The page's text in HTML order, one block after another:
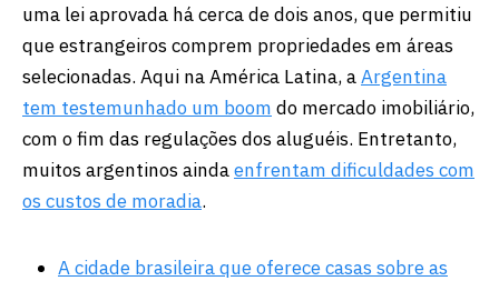
uma lei aprovada há cerca de dois anos, que permitiu
que estrangeiros comprem propriedades em áreas
selecionadas. Aqui na América Latina, aArgentina
tem testemunhado um boom do mercado imobiliário,
com o fim das regulações dos aluguéis. Entretanto,
muitos argentinos aindaenfrentam dificuldades com
os custos de moradia.
A cidade brasileira que oferece casas sobre as